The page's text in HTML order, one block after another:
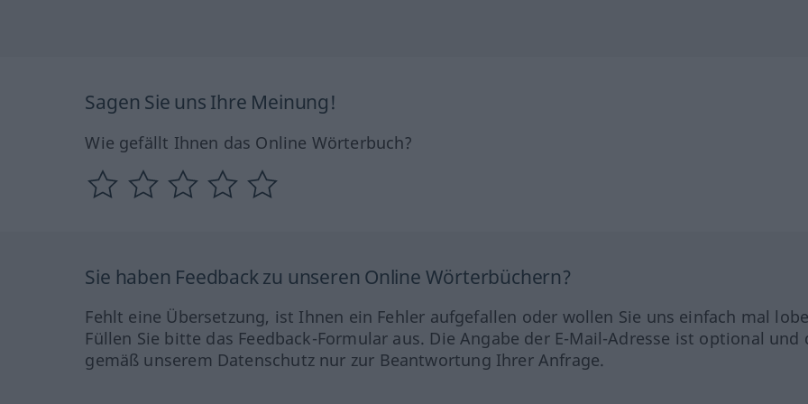
Sagen Sie uns Ihre Meinung!
Wie gefällt Ihnen das Online Wörterbuch?
Sie haben Feedback zu unseren Online Wörterbüchern?
Fehlt eine Übersetzung, ist Ihnen ein Fehler aufgefallen oder wollen Sie uns einfach mal
Füllen Sie bitte das Feedback-Formular aus. Die Angabe der E-Mail-Adresse ist optional und
gemäß unserem Datenschutz nur zur Beantwortung Ihrer Anfrage.